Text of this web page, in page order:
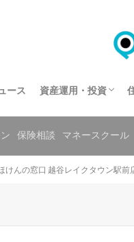
ース 資産運用・投資
不動産投資
保険相談 マネースクール
けんの窓口 越谷レイクタウン駅前